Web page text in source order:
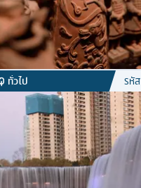
ทั่วไป รหัส